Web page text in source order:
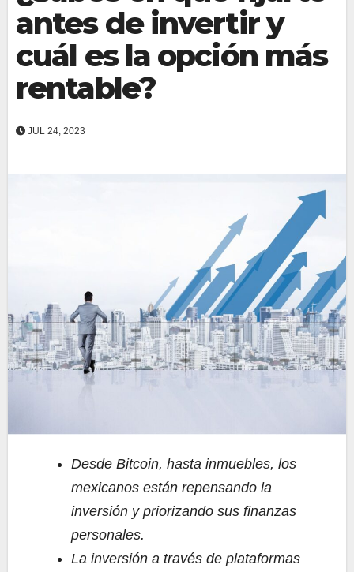
antes de invertir y
cuál es la opción más
rentable?
JUL 24, 2023
Desde Bitcoin, hasta inmuebles, los
mexicanos están repensando la
inversión y priorizando sus finanzas
personales.
La inversión a través de plataformas